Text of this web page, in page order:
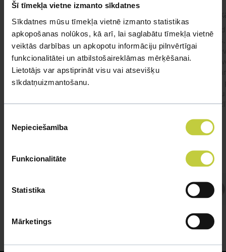
Šī tīmekļa vietne izmanto sīkdatnes
Sīkdatnes mūsu tīmekļa vietnē izmanto statistikas
apkopošanas nolūkos, kā arī, lai saglabātu tīmekļa vietnē
veiktās darbības un apkopotu informāciju pilnvērtīgai
funkcionalitātei un atbilstošaireklāmas mērķēšanai.
Lietotājs var apstiprināt visu vai atsevišķu
sīkdatņuizmantošanu.
izvēle
Nepieciešamība
Funkcionalitāte
Statistika
Mārketings
kaķis apēdis plēvi
Ja kaķim gadījies apēst plastiku ,ko ieklāj zem
garnelēm kārbiņās apakšā.Kādas sekas varētu
būt?Kā kaķis varētu reağēt...Ko darīt?
#kakis #apedis
Atbild Veterinārārsts,